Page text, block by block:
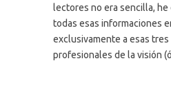
lectores no era sencilla,
todas esas informaciones
exclusivamente a esas
profesionales de la visión